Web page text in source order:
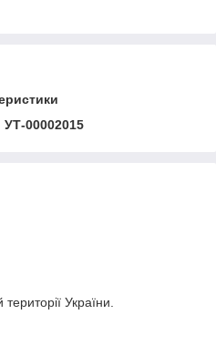
УТ-00002015
України.